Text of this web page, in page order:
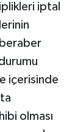
iptal
içerisinde
olması